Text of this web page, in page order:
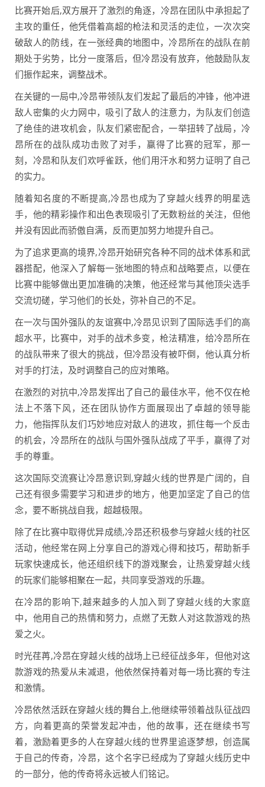
比赛开始后,双方展开了激烈的角逐，冷昂在团队中承担起了
主攻的重任，他凭借着高超的枪法和灵活的走位，一次次突
破敌人的防线，在一张经典的地图中，冷昂所在的战队在前
期处于劣势，比分一度落后，但冷昂没有放弃，他鼓励队友
们振作起来，调整战术。
在关键的一局中,冷昂带领队友们发起了最后的冲锋，他冲进
敌人密集的火力网中，吸引了敌人的注意力，为队友们创造
了绝佳的进攻机会，队友们紧密配合，一举扭转了战局，冷
昂所在的战队成功击败了对手，赢得了比赛的冠军，那一
刻，冷昂和队友们欢呼雀跃，他们用汗水和努力证明了自己
的实力。
随着知名度的不断提高,冷昂也成为了穿越火线界的明星选
手，他的精彩操作和出色表现吸引了无数粉丝的关注，但他
并没有因此而骄傲自满，反而更加努力地提升自己。
为了追求更高的境界,冷昂开始研究各种不同的战术体系和武
器搭配，他深入了解每一张地图的特点和战略要点，以便在
比赛中能够做出更加准确的决策，他还经常与其他顶尖选手
交流切磋，学习他们的长处，弥补自己的不足。
在一次与国外强队的友谊赛中,冷昂见识到了国际选手们的高
超水平，比赛中，对手的战术多变，枪法精准，给冷昂所在
的战队带来了很大的挑战，但冷昂没有被吓倒，他认真分析
对手的打法，及时调整自己的应对策略。
在激烈的对抗中,冷昂发挥出了自己的最佳水平，他不仅在枪
法上不落下风，还在团队协作方面展现出了卓越的领导能
力，他指挥队友们巧妙地应对敌人的进攻，抓住每一个反击
的机会，冷昂所在的战队与国外强队战成了平手，赢得了对
手的尊重。
这次国际交流赛让冷昂意识到,穿越火线的世界是广阔的，自
己还有很多需要学习和进步的地方，他更加坚定了自己的信
念，要不断挑战自我，超越极限。
除了在比赛中取得优异成绩,冷昂还积极参与穿越火线的社区
活动，他经常在网上分享自己的游戏心得和技巧，帮助新手
玩家快速成长，他还组织线下的游戏聚会，让热爱穿越火线
的玩家们能够相聚在一起，共同享受游戏的乐趣。
在冷昂的影响下,越来越多的人加入到了穿越火线的大家庭
中，他用自己的热情和努力，点燃了无数人对这款游戏的热
爱之火。
时光荏苒,冷昂在穿越火线的战场上已经征战多年，但他对这
款游戏的热爱从未减退，他依然保持着对每一场比赛的专注
和激情。
冷昂依然活跃在穿越火线的舞台上,他继续带领着战队征战四
方，向着更高的荣誉发起冲击，他的故事，还在继续书写
着，激励着更多的人在穿越火线的世界里追逐梦想，创造属
于自己的传奇，冷昂，这个名字已经成为了穿越火线历史中
的一部分，他的传奇将永远被人们铭记。